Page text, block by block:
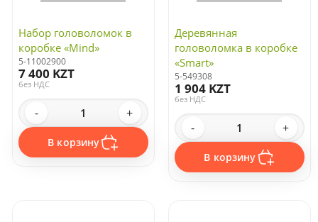
Набор головоломок в
коробке «Mind»
5-11002900
7 400 KZT
без НДС
- +
В корзину
Деревянная
головоломка в коробке
«Smart»
5-549308
1 904 KZT
без НДС
- +
В корзину